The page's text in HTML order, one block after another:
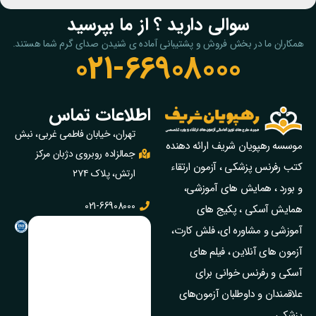
سوالی دارید ؟ از ما بپرسید
همکاران ما در بخش فروش و پشتیبانی آماده ی شنیدن صدای گرم شما هستند.
021-66908000
موسسه رهپویان شریف ارائه دهنده
کتب رفرنس پزشکی ، آزمون ارتقاء
و بورد ، همایش های آموزشی،
همایش آسکی ، پکیج‌ های
آموزشی و مشاوره‌ ای، فلش کارت،
آزمون‌ های آنلاین ، فیلم‌ های
آسکی و رفرنس خوانی برای
علاقمندان و داوطلبان آزمون‌های
اطلاعات تماس
تهران، خیابان فاطمی غربی، نبش
جمالزاده روبروی دژبان مرکز
ارتش، پلاک ۲۷۴
021-66908000